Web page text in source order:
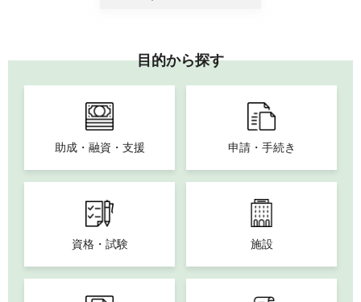
目的から探す
助成・融資・支援 申請・手続き
資格・試験 施設